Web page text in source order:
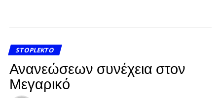
STOPLEKTO
Ανανεώσεων συνέχεια στον
Μεγαρικό